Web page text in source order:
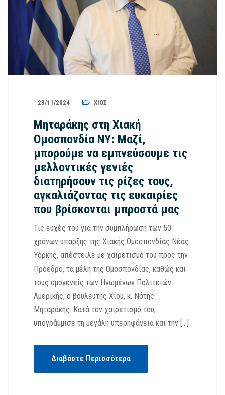
23/11/2024 ΧΊΟΣ
Μηταράκης στη Χιακή
Ομοσπονδία ΝΥ: Μαζί,
μπορούμε να εμπνεύσουμε τις
μελλοντικές γενιές
διατηρήσουν τις ρίζες τους,
αγκαλιάζοντας τις ευκαιρίες
που βρίσκονται μπροστά μας
Τις ευχές του για την συμπλήρωση των 50
χρόνων ύπαρξης της Χιακής Ομοσπονδίας Νέας
Υόρκης, απέστειλε με χαιρετισμό του προς την
Πρόεδρο, τα μέλη της Ομοσπονδίας, καθώς και
τους ομογενείς των Ηνωμένων Πολιτειών
Αμερικής, ο βουλευτής Χίου, κ. Νότης
Μηταράκης. Κατά τον χαιρετισμό του,
υπογράμμισε τη μεγάλη υπερηφάνεια και την […]
Διαβάστε Περισσότερα